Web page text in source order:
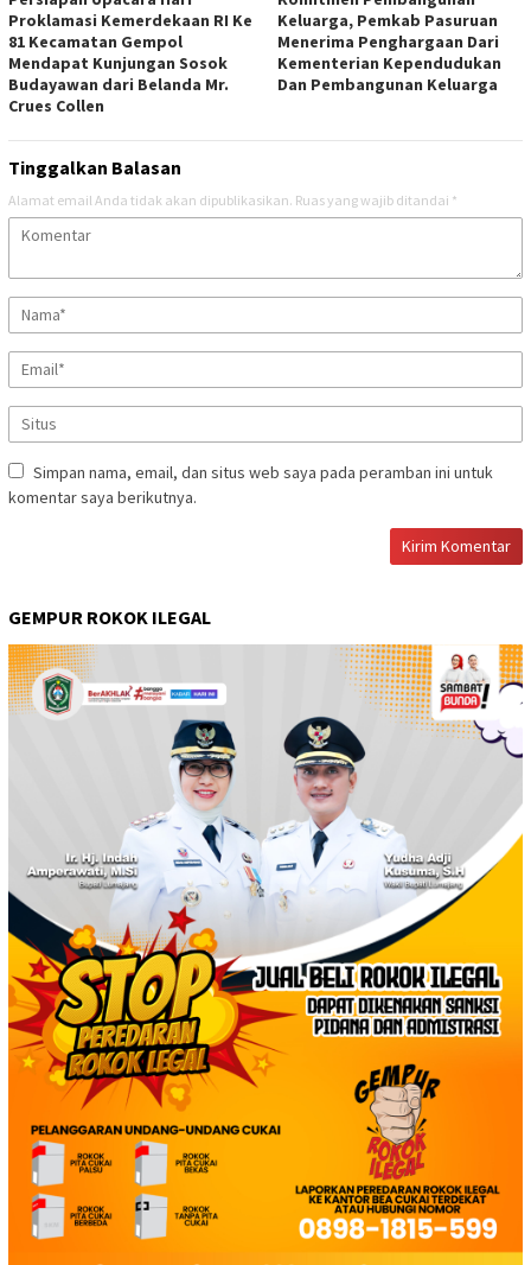
Proklamasi Kemerdekaan RI Ke
81 Kecamatan Gempol
Mendapat Kunjungan Sosok
Budayawan dari Belanda Mr.
Crues Collen
Keluarga, Pemkab Pasuruan
Menerima Penghargaan Dari
Kementerian Kependudukan
Dan Pembangunan Keluarga
Tinggalkan Balasan
Alamat email Anda tidak akan dipublikasikan. Ruas yang wajib ditandai *
Simpan nama, email, dan situs web saya pada peramban ini untuk
komentar saya berikutnya.
GEMPUR ROKOK ILEGAL